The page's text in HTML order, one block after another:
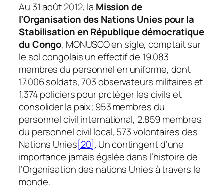
Au 31 août2012, la Missionde
l’Organisation des Nations Unies pour la
Stabilisation en République démocratique
du Congo, MONUSCO en sigle, comptait sur
le sol congolais un effectif de 19.083
membres du personnel en uniforme, dont
17.006 soldats, 703 observateurs militaires et
1.374 policiers pour protéger les civils et
consolider la paix; 953 membres du
personnel civil international, 2.859 membres
du personnel civil local, 573 volontaires des
Nations Unies[20]. Un contingent d’une
importance jamais égalée dans l’histoire de
l’Organisation des nations Unies à travers le
monde.